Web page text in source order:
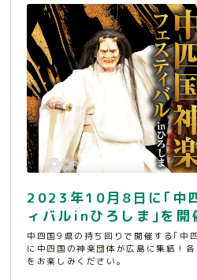
2023年10月8日に｢中
ィバルinひろしま｣を開
中四国9県の持ち回りで開催する｢中
に中四国の神楽団体が広島に集結！
をお楽しみください。